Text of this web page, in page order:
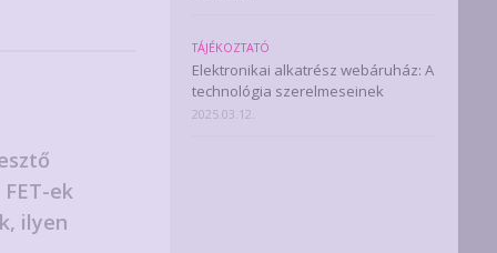
ek
ilyen
TÁJÉKOZTATÓ
Elektronikai alkatrész webáruház: A
technológia szerelmeseinek
2025.03.12.